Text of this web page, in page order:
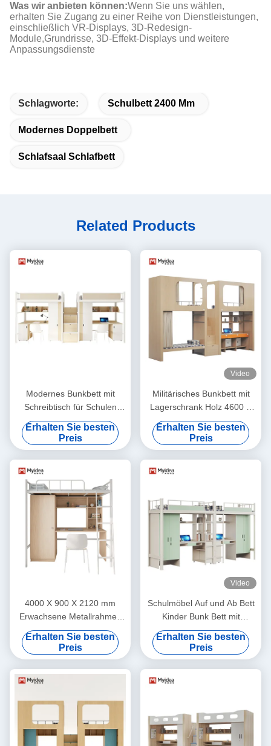
Was wir anbieten können:Wenn Sie uns wählen,
erhalten Sie Zugang zu einer Reihe von Dienstleistungen,
einschließlich VR-Displays, 3D-Redesign-
Module,Grundrisse, 3D-Effekt-Displays und weitere
Anpassungsdienste
Schlagworte: Schulbett 2400 Mm
Modernes Doppelbett
Schlafsaal Schlafbett
Related Products
Modernes Bunkbett mit
Schreibtisch für Schulen
Schlafzimmer Möbel
Unterstützung Anpassung
Erhalten Sie besten
Preis
Video
Militärisches Bunkbett mit
Lagerschrank Holz 4600 X
900 X 2400mm
Unterstützung der
Anpassung
Erhalten Sie besten
Preis
4000 X 900 X 2120 mm
Erwachsene Metallrahmen
Bunk Betten mit
Schreibtischunterstützung
Anpassung
Erhalten Sie besten
Preis
Video
Schulmöbel Auf und Ab Bett
Kinder Bunk Bett mit
Schreibtischunterstützung
Anpassung
Erhalten Sie besten
Preis